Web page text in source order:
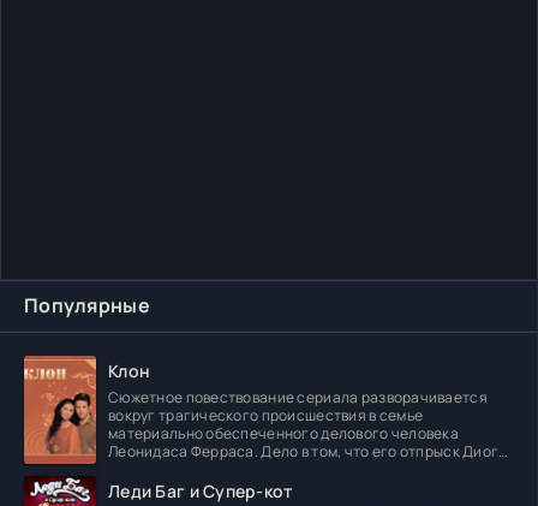
Популярные
Клон
Сюжетное повествование сериала разворачивается
вокруг трагического происшествия в семье
материально обеспеченного делового человека
Леонидаса Ферраса. Дело в том, что его отпрыск Диога
Леди Баг и Супер-кот